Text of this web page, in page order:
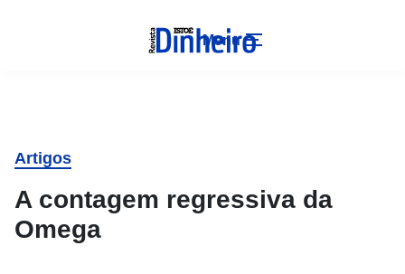
Menu
Artigos
A contagem regressiva da
Omega